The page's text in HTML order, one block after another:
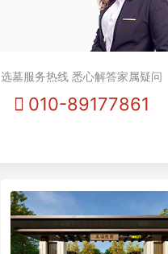
选墓服务热线 悉心解答家属疑问
010-89177861